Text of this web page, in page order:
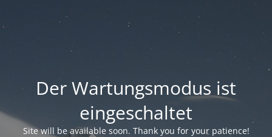
Der Wartungsmodus ist
eingeschaltet
Site will be available soon. Thank you for your patience!